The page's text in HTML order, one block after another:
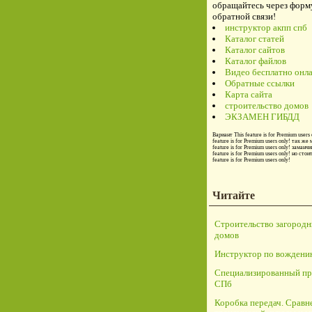
обращайтесь через
обратной связи!
инструктор акпп спб
Каталог статей
Каталог сайтов
Каталог файлов
Видео бесплатно
Обратные ссылки
Карта сайта
строительство домов
ЭКЗАМЕН ГИБДД
Вариант This feature is for Premium users
feature is for Premium users only! так же
feature is for Premium users only!
feature is for Premium users only! но
feature is for Premium users only!
Читайте
Строительство
домов
Инструктор по
Специализированный
СПб
Коробка передач.